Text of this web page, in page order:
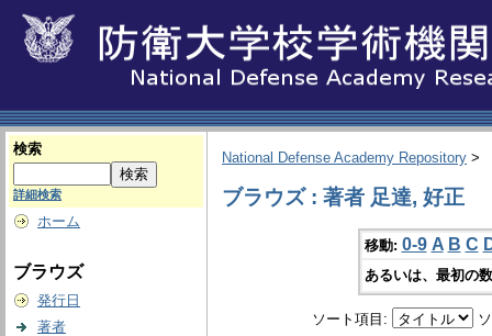
検索
詳細検索
ホーム
ブラウズ
発行日
著者
National Defense Academy Repository >
ブラウズ : 著者 足達, 好正
移動: 0-9 A B C
あるいは、最初の
ソート項目: